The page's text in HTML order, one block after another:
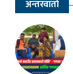
अन्तरवार्ता